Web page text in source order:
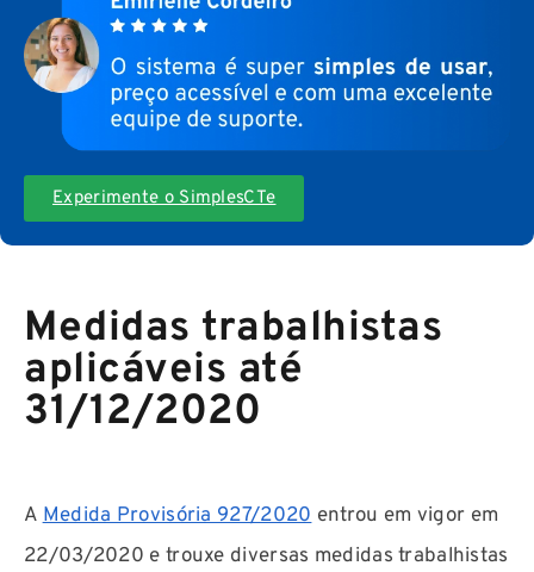
Experimente o SimplesCTe
Medidas trabalhistas
aplicáveis até
31/12/2020
AMedida Provisória 927/2020entrou em vigor em
22/03/2020 e trouxe diversas medidas trabalhistas